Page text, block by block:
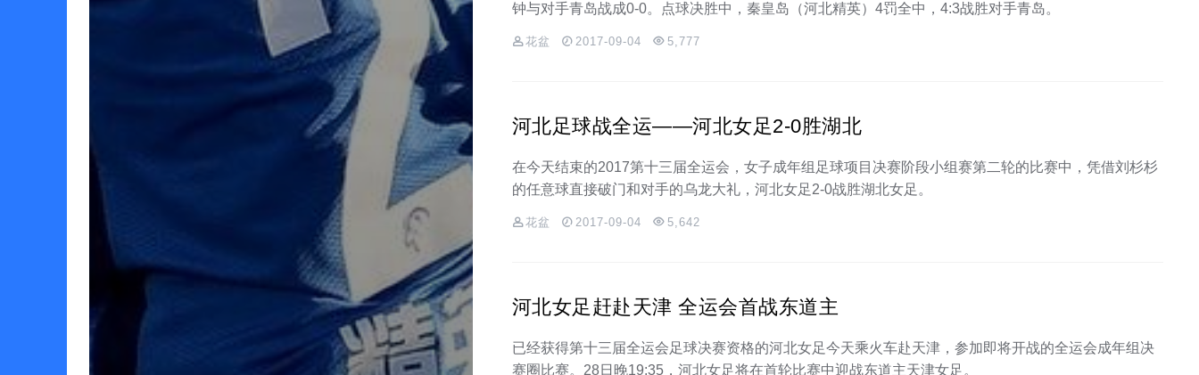
钟与对手青岛战成0-0。点球决胜中，秦皇岛（河北精英）4罚全中，4:3战胜对手青岛。
花盆 2017-09-04 5,777
河北足球战全运——河北女足2-0胜湖北
在今天结束的2017第十三届全运会，女子成年组足球项目决赛阶段小组赛第二轮的比赛中，凭借刘杉杉
的任意球直接破门和对手的乌龙大礼，河北女足2-0战胜湖北女足。
花盆 2017-09-04 5,642
河北女足赶赴天津 全运会首战东道主
已经获得第十三届全运会足球决赛资格的河北女足今天乘火车赴天津，参加即将开战的全运会成年组决
赛圈比赛。28日晚19:35，河北女足将在首轮比赛中迎战东道主天津女足。